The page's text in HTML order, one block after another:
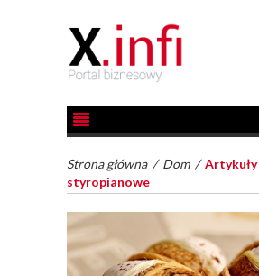
Strona główna / Dom /
styropianowe